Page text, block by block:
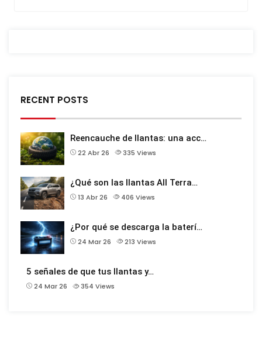
RECENT POSTS
Reencauche de llantas: una acc…
22 Abr 26 335 Views
¿Qué son las llantas All Terra…
13 Abr 26 406 Views
¿Por qué se descarga la baterí…
24 Mar 26 213 Views
5 señales de que tus llantas y…
24 Mar 26 354 Views